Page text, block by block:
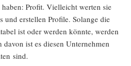
Pro­fit. Viel­leicht wer­ten sie
und erstel­len Pro­fi­le. Solan­ge die
ist oder wer­den könn­te, wer­den
davon ist es die­sen Unter­neh­men
sind.